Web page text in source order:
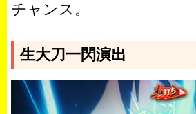
チャンス。
生大刀一閃演出